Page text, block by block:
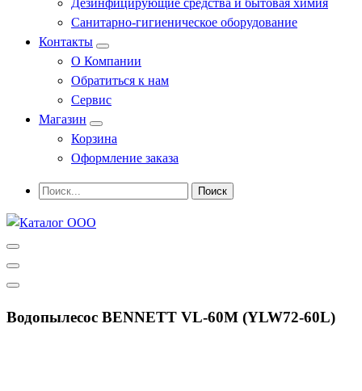
Дезинфицирующие средства и бытовая химия
Санитарно-гигиеническое оборудование
Контакты
О Компании
Обратиться к нам
Сервис
Магазин
Корзина
Оформление заказа
Водопылесос BENNETT VL-60M (YLW72-60L)